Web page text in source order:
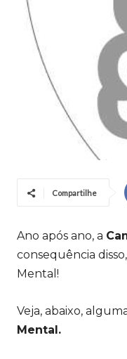
Compartilhe
Ano após ano, a
consequência
Mental!
Veja, abaixo,
Mental.